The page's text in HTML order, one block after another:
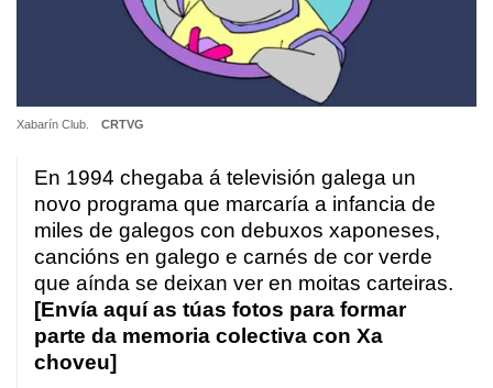
Xabarín Club. CRTVG
En 1994 chegaba á televisión galega un
novo programa que marcaría a infancia de
miles de galegos con debuxos xaponeses,
cancións en galego e carnés de cor verde
que aínda se deixan ver en moitas carteiras.
[Envía aquí as túas fotos para formar
parte da memoria colectiva con Xa
choveu]